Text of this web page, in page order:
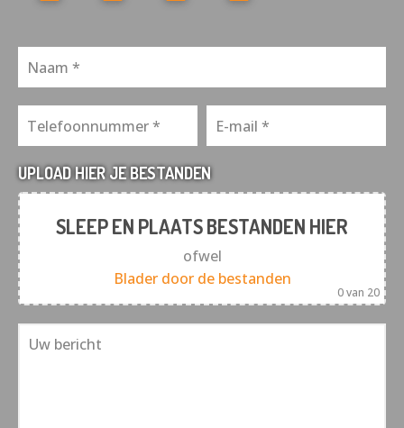
UPLOAD HIER JE BESTANDEN
SLEEP EN PLAATS BESTANDEN HIER
ofwel
Blader door de bestanden
0van 20